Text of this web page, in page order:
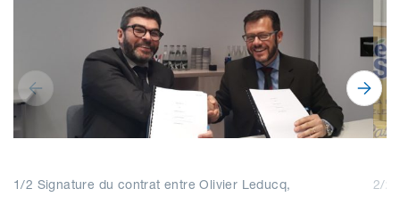
1/2 Signature du contrat entre Olivier Leducq,
2/2